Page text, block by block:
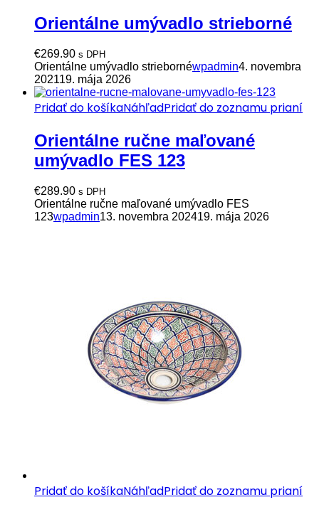
Orientálne umývadlo strieborné
€269.90 s DPH
Orientálne umývadlo striebornéwpadmin4. novembra
202119. mája 2026
Pridať do košíkaNáhľadPridať do zoznamu prianí
Orientálne ručne maľované
umývadlo FES 123
€289.90 s DPH
Orientálne ručne maľované umývadlo FES
123wpadmin13. novembra 202419. mája 2026
Pridať do košíkaNáhľadPridať do zoznamu prianí